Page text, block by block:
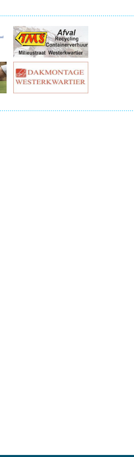
On-line bestellen in Zuidhorn
Financiën, Makelaars &
Diensten, Gemak & Zakelijk
(Ver) Bouw & Onderhoud